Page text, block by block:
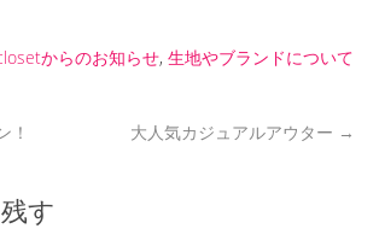
からのお知らせ, 生地やブランドについて
！ 大人気カジュアルアウター →
す